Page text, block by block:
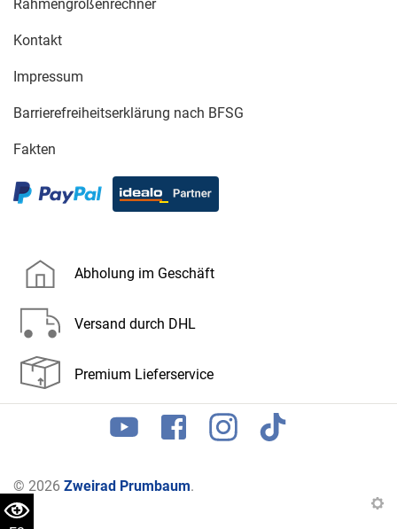
Rahmengrößenrechner
Kontakt
Impressum
Barrierefreiheitserklärung nach BFSG
Fakten
Abholung im Geschäft
Versand durch DHL
Premium Lieferservice
© 2026 Zweirad Prumbaum.